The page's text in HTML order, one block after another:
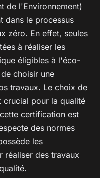
de l'Environnement)
dans le processus
zéro. En effet, seules
à réaliser les
éligibles à l'éco-
choisir une
travaux. Le choix de
crucial pour la qualité
certification est
des normes
les
réaliser des travaux